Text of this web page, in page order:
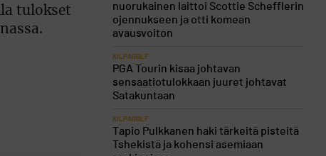
tulokset
nuorukainen laittoi Scottie Schefflerin
ojennukseen ja otti komean
avausvoiton
KILPAGOLF
PGA Tourin kisaa johtavan
sensaatiotulokkaan juuret johtavat
Satakuntaan
KILPAGOLF
Tapio Pulkkanen haki tärkeitä pisteitä
Tshekistä ja kohensi asemiaan